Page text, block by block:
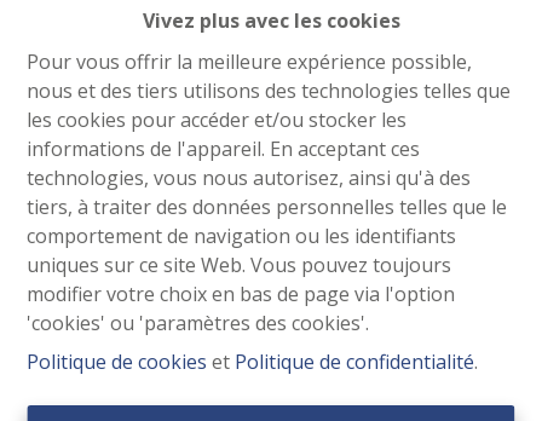
Vivez plus avec les cookies
Pour vous offrir la meilleure expérience possible,
nous et des tiers utilisons des technologies telles que
les cookies pour accéder et/ou stocker les
informations de l'appareil. En acceptant ces
technologies, vous nous autorisez, ainsi qu'à des
tiers, à traiter des données personnelles telles que le
comportement de navigation ou les identifiants
uniques sur ce site Web. Vous pouvez toujours
modifier votre choix en bas de page via l'option
'cookies' ou 'paramètres des cookies'.
Politique de cookies et Politique de confidentialité.
Contactez-nous
Panasi Real Estate
Avenue Van Overbeke, 55
1083 GANSHOREN